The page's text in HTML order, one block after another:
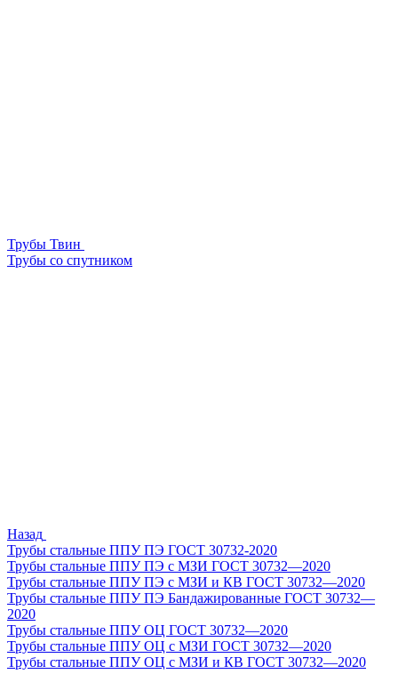
Трубы Твин
Трубы со спутником
Назад
Трубы стальные ППУ ПЭ ГОСТ 30732-2020
Трубы стальные ППУ ПЭ с МЗИ ГОСТ 30732—2020
Трубы стальные ППУ ПЭ с МЗИ и КВ ГОСТ 30732—2020
Трубы стальные ППУ ПЭ Бандажированные ГОСТ 30732—
2020
Трубы стальные ППУ ОЦ ГОСТ 30732—2020
Трубы стальные ППУ ОЦ с МЗИ ГОСТ 30732—2020
Трубы стальные ППУ ОЦ с МЗИ и КВ ГОСТ 30732—2020